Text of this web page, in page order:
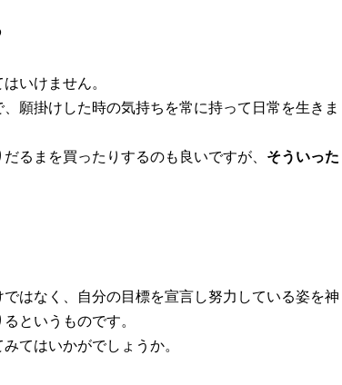
いけません。
願掛けした時の気持ちを常に持って 日常を生きま
るまを買ったりするのも良いですが、 そういった
はなく、自分の目標を宣言し努力している姿を神
というものです。
てはいかがでしょうか。